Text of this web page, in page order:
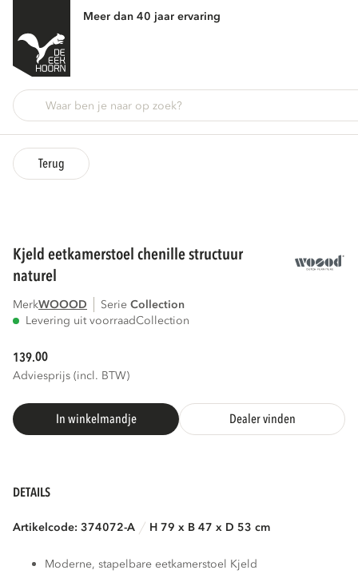
Meer dan 40 jaar ervaring
Terug
kjeld eetkamerstoel chenille structuur
naturel
MerkWOOOD Serie
collection
Levering uit voorraadCollection
139.00
Adviesprijs (incl. BTW)
In winkelmandje Dealer vinden
DETAILS
Artikelcode: 374072-A H 79 x B 47 x D 53 cm
Moderne, stapelbare eetkamerstoel Kjeld